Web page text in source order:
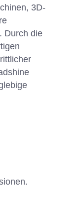
3D-
Durch die